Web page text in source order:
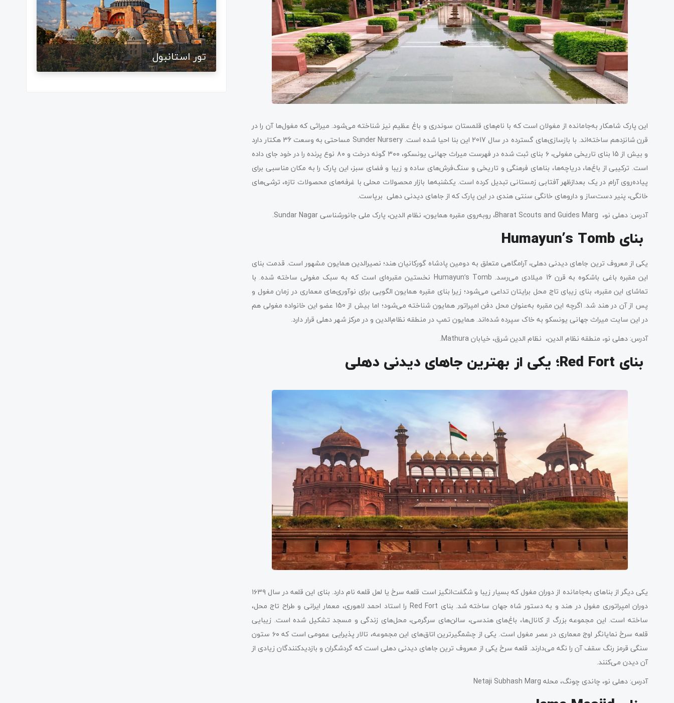
این پارک شاهکار به‌جامانده از مغولان است که با نام‌های قلمستان سوندری و باغ عظیم نیز شناخته می‌شود. میراثی که مغول‌ها آن را در
قرن شانزدهم ساخته‌اند. با بازسازی‌های گسترده در سال 2017 این بنا احیا شده است. Sunder Nursery مساحتی به وسعت 36 هکتار دارد
و بیش از 15 بنای تاریخی مغولی، ۶ بنای ثبت شده در فهرست میراث جهانی یونسکو، ۳۰۰ گونه درخت و ۸۰ نوع پرنده را در خود جای داده
است. ترکیبی از باغ‌ها، دریاچه‌ها، بناهای فرهنگی و تاریخی و سنگ‌فرش‌های ساده و زیبا و فضای سبز، این پارک را به مکان مناسبی برای
پیاده‌روی آرام در یک بعدازظهر آفتابی زمستانی تبدیل کرده است. یکشنبه‌ها بازار محصولات محلی با غرفه‌های محصولات تازه، ترشی‌های
خانگی، پنیر دست‌ساز و داروهای خانگی سنتی هندی در این پارک که از جاهای دیدنی دهلی برپاست.
آدرس: دهلی نو، Bharat Scouts and Guides Marg، روبه‌روی مقبره همایون، نظام الدین، پارک ملی جانورشناسی Sundar Nagar.
بنای Humayun’s Tomb
یکی از معروف‌ ترین جاهای دیدنی دهلی، آرامگاهی متعلق به دومین پادشاه گورکانیان هند؛ نصیرالدین همایون مشهور است. قدمت بنای
این مقبره باغی باشکوه به قرن 16 میلادی می‌رسد. Humayun’s Tomb نخستین مقبره‌ای است که به سبک مغولی ساخته شده. با
تماشای این مقبره، بنای زیبای تاج محل برایتان تداعی می‌شود؛ زیرا بنای مقبره همایون الگویی برای نوآوری‌های معماری در زمان مغول و
پس از آن در هند شد. اگرچه این مقبره به‌عنوان محل دفن امپراتور همایون شناخته می‌شود؛ اما بیش از 150 عضو این خانواده مغولی هم
در این سایت میراث جهانی یونسکو به خاک سپرده شده‌اند. همایون تمپ در منطقه نظام‌الدین و در مرکز شهر دهلی قرار دارد.
آدرس: دهلی نو، منطقه نظام الدین، نظام الدین شرق، خیابان Mathura.
بنای Red Fort؛ یکی از بهترین جاهای دیدنی دهلی
یکی دیگر از بناهای به‌جامانده از دوران مغول که بسیار زیبا و شگفت‌انگیز است قلعه سرخ یا لعل قلعه نام دارد. بنای این قلعه در سال ۱۶۳۹
دوران امپراتوری مغول در هند و به دستور شاه جهان ساخته شد. بنای Red Fort را استاد احمد لاهوری، معمار ایرانی و طراح تاج محل،
ساخته است. این مجموعه بزرگ از کانال‌ها، باغ‌های هندسی، سالن‌های سرگرمی، محل‌های زندگی و مسجد تشکیل شده است. زیبایی
قلعه سرخ نمایانگر اوج معماری در عصر مغول است. یکی از چشمگیرترین اتاق‌های این مجموعه، تالار پذیرایی عمومی است که ۶۰ ستون
سنگی قرمز رنگ سقف آن را نگه می‌دارند. قلعه سرخ یکی از معروف‌ ترین جاهای دیدنی دهلی است که گردشگران و بازدیدکنندگان زیادی از
آن دیدن می‌کنند.
آدرس: دهلی نو، چاندی چونگ، محله Netaji Subhash Marg
تور استانبول